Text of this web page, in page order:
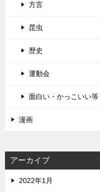
方言
昆虫
歴史
運動会
面白い・かっこいい等
漫画
アーカイブ
2022年1月